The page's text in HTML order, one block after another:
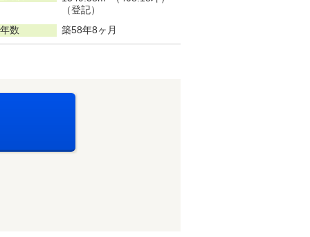
（登記）
数 築58年8ヶ月